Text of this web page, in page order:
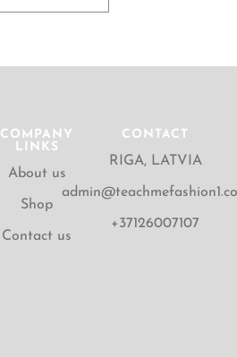
COMPANY
LINKS
About us
Shop
Contact us
CONTACT
RIGA, LATVIA
+37126007107